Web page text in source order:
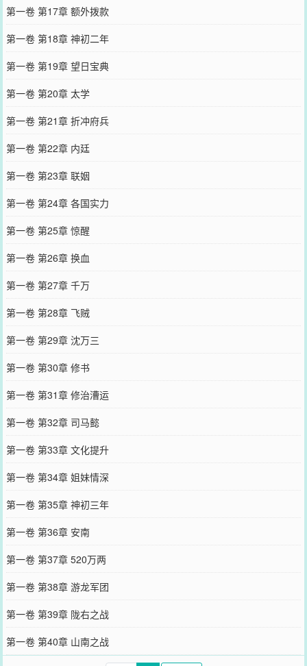
第一卷 第17章 额外拨款
第一卷 第18章 神初二年
第一卷 第19章 望日宝典
第一卷 第20章 太学
第一卷 第21章 折冲府兵
第一卷 第22章 内廷
第一卷 第23章 联姻
第一卷 第24章 各国实力
第一卷 第25章 惊醒
第一卷 第26章 换血
第一卷 第27章 千万
第一卷 第28章 飞贼
第一卷 第29章 沈万三
第一卷 第30章 修书
第一卷 第31章 修治漕运
第一卷 第32章 司马懿
第一卷 第33章 文化提升
第一卷 第34章 姐妹情深
第一卷 第35章 神初三年
第一卷 第36章 安南
第一卷 第37章 520万两
第一卷 第38章 游龙军团
第一卷 第39章 陇右之战
第一卷 第40章 山南之战